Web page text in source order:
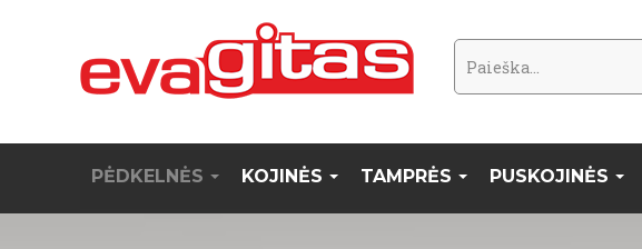
PĖDKELNĖS KOJINĖS TAMPRĖS PUSKOJINĖS